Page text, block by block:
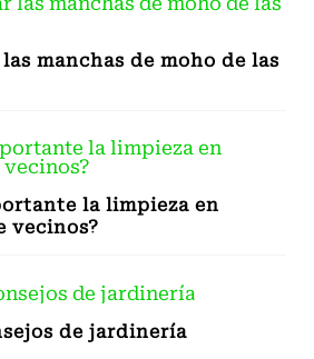
manchas de moho de las
la limpieza en
vecinos?
de jardinería